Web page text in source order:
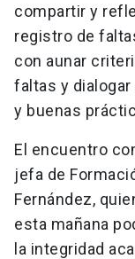
compartir y
registro de
con aunar
faltas y
y buenas
El encuentro
jefa de
Fernández,
esta mañana
la integridad